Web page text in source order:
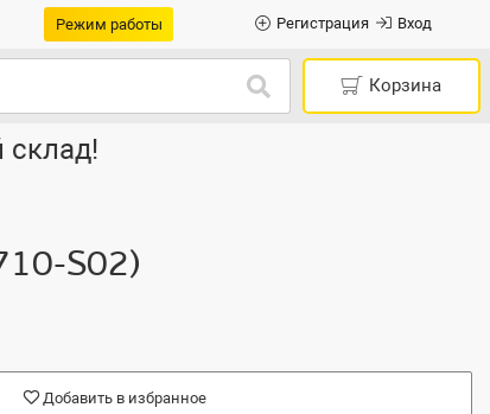
Режим работы Регистрация Вход
Корзина
склад!
S02)
Добавить в избранное